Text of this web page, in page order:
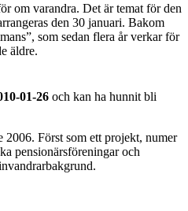
om varandra. Det är temat för den
den 30 januari. Bakom
som sedan flera år verkar för
äldre.
01-26 och kan ha hunnit bli
2006. Först som ett projekt, numer
pensionärsföreningar och